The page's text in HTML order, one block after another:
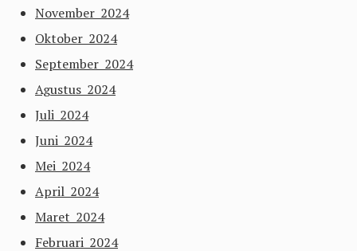
November 2024
Oktober 2024
September 2024
Agustus 2024
Juli 2024
Juni 2024
Mei 2024
April 2024
Maret 2024
Februari 2024